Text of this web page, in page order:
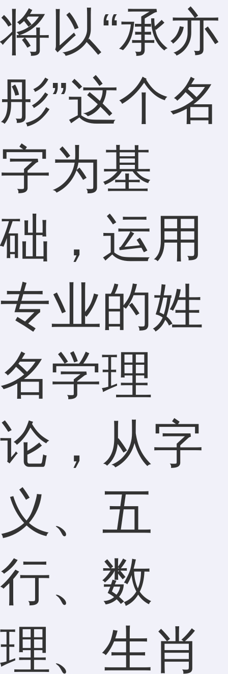
将以“承亦
彤”这个名
字为基
础，运用
专业的姓
名学理
论，从字
义、五
行、数
理、生肖